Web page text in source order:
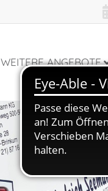
WEITERE ANGEBOTE